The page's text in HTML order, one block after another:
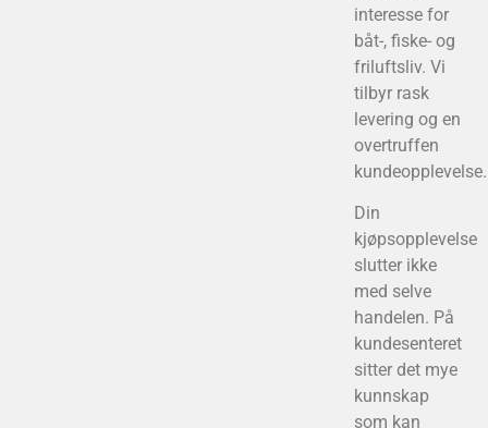
interesse for
båt-, fiske- og
friluftsliv. Vi
tilbyr rask
levering og en
overtruffen
kundeopplevelse.
Din
kjøpsopplevelse
slutter ikke
med selve
handelen. På
kundesenteret
sitter det mye
kunnskap
som kan